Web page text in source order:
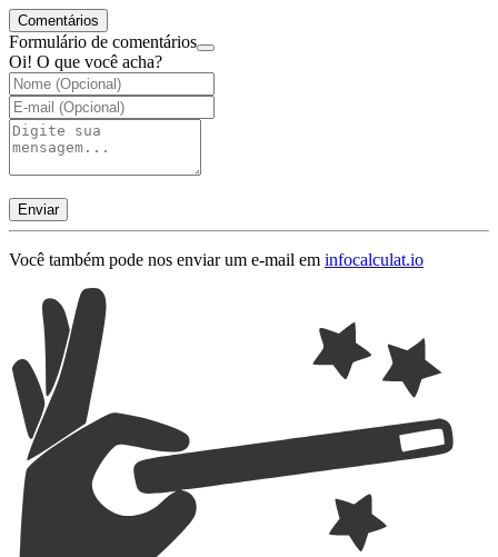
Comentários
Formulário de comentários
Oi! O que você acha?
Enviar
Você também pode nos enviar um e-mail em infocalculat.io